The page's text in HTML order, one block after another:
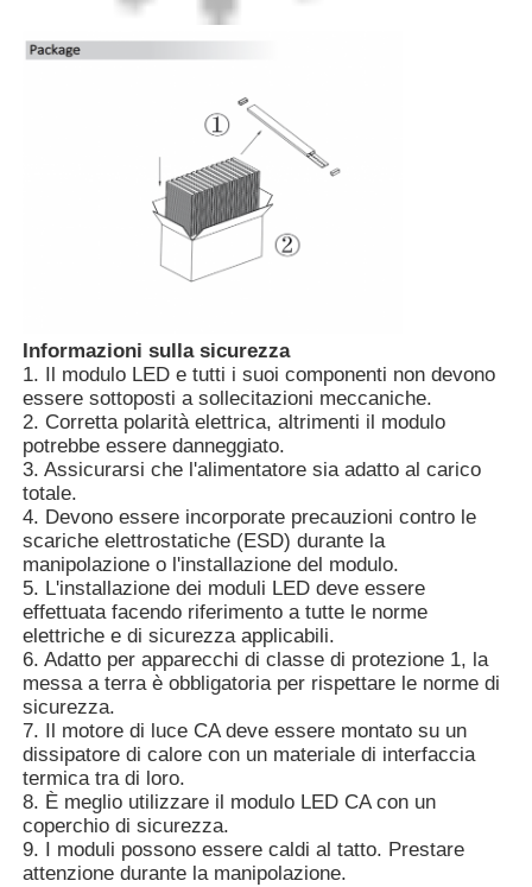
Informazioni sulla sicurezza
1. Il modulo LED e tutti i suoi componenti non devono
essere sottoposti a sollecitazioni meccaniche.
2. Corretta polarità elettrica, altrimenti il modulo
potrebbe essere danneggiato.
3. Assicurarsi che l'alimentatore sia adatto al carico
totale.
4. Devono essere incorporate precauzioni contro le
scariche elettrostatiche (ESD) durante la
manipolazione o l'installazione del modulo.
5. L'installazione dei moduli LED deve essere
effettuata facendo riferimento a tutte le norme
elettriche e di sicurezza applicabili.
6. Adatto per apparecchi di classe di protezione 1, la
messa a terra è obbligatoria per rispettare le norme di
sicurezza.
7. Il motore di luce CA deve essere montato su un
dissipatore di calore con un materiale di interfaccia
termica tra di loro.
8. È meglio utilizzare il modulo LED CA con un
coperchio di sicurezza.
9. I moduli possono essere caldi al tatto. Prestare
attenzione durante la manipolazione.